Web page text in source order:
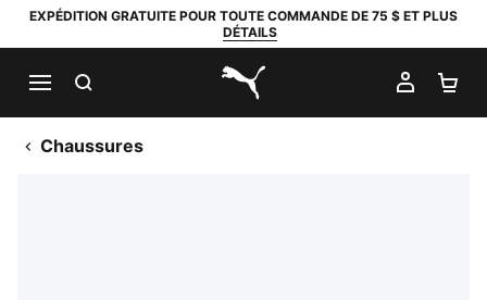
EXPÉDITION GRATUITE POUR TOUTE COMMANDE DE 75 $ ET PLUS
DÉTAILS
PUMA.com
MON
Chaussures